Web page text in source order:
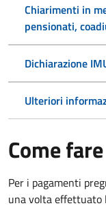
Chiarimenti in
pensionati,
Dichiarazione
Ulteriori
Come fare
Per i pagamenti
una volta effettuato